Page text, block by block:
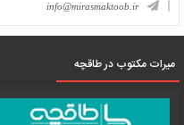
info@mirasmaktoob.ir
میرات مکتوب در طاقچه